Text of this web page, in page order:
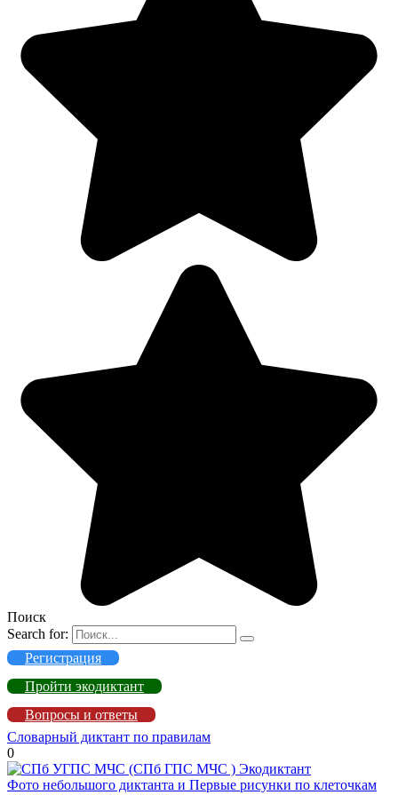
Поиск
Search for:
Регистрация
Пройти экодиктант
Вопросы и ответы
Словарный диктант по правилам
0
Экодиктант
Фото небольшого диктанта и Первые рисунки по клеточкам